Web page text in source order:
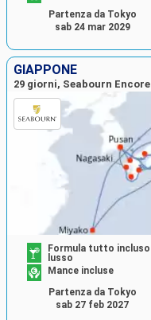
Partenza da Tokyo
sab 24 mar 2029
GIAPPONE
29 giorni, Seabourn Encore
Formula tutto incluso
lusso
Mance incluse
Partenza da Tokyo
sab 27 feb 2027